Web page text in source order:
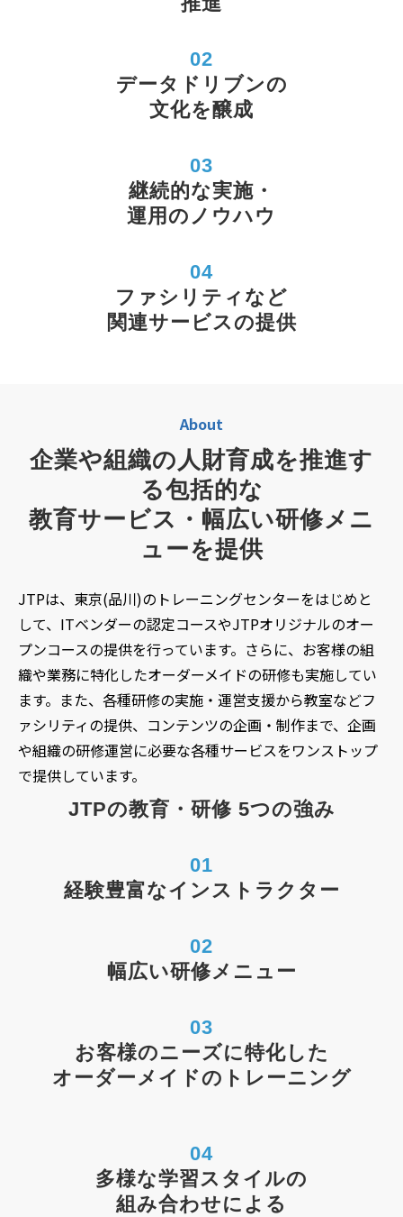
02
データドリブンの
文化を醸成
03
継続的な実施・
運用のノウハウ
04
ファシリティなど
関連サービスの提供
About
企業や組織の人財育成を推進す
る包括的な
教育サービス・幅広い研修メニ
ューを提供
JTPは、東京(品川)のトレーニングセンターをはじめと
して、ITベンダーの認定コースやJTPオリジナルのオー
プンコースの提供を行っています。さらに、お客様の組
織や業務に特化したオーダーメイドの研修も実施してい
ます。また、各種研修の実施・運営支援から教室などフ
ァシリティの提供、コンテンツの企画・制作まで、企画
や組織の研修運営に必要な各種サービスをワンストップ
で提供しています。
JTPの教育・研修 5つの強み
01
経験豊富なインストラクター
02
幅広い研修メニュー
03
お客様のニーズに特化した
オーダーメイドのトレーニング
04
多様な学習スタイルの
組み合わせによる